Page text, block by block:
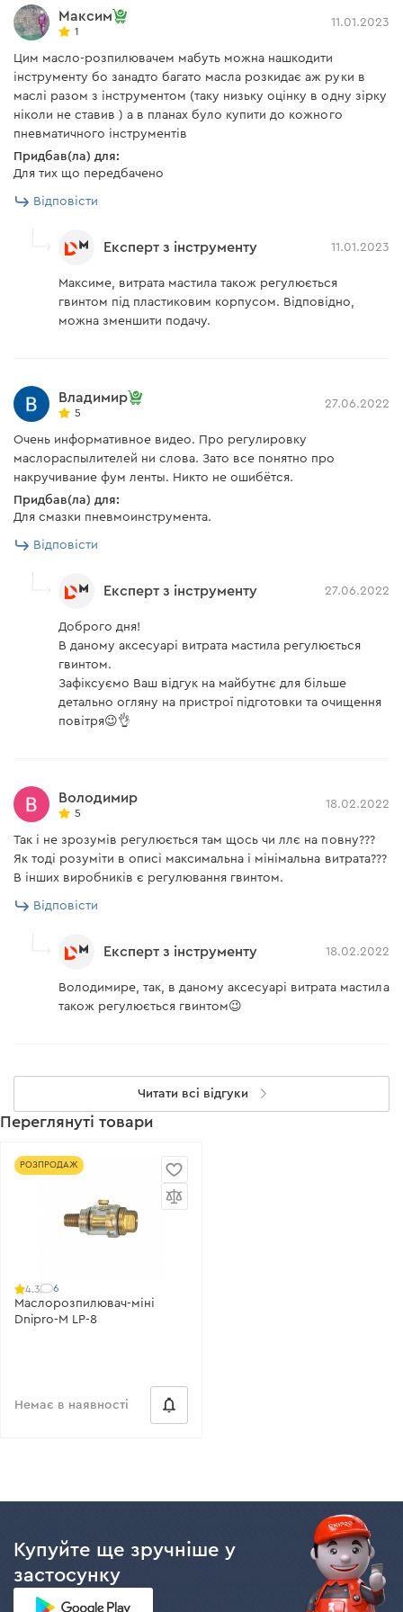
Максим
1
11.01.2023
Цим масло-розпилювачем мабуть можна нашкодити
інструменту бо занадто багато масла розкидає аж руки в
маслі разом з інструментом (таку низьку оцінку в одну зірку
ніколи не ставив ) а в планах було купити до кожного
пневматичного інструментів
Придбав(ла) для:
Для тих що передбачено
Відповісти
Експерт з інструменту 11.01.2023
Максиме, витрата мастила також регулюється
гвинтом під пластиковим корпусом. Відповідно,
можна зменшити подачу.
Владимир
5
27.06.2022
Очень информативное видео. Про регулировку
маслораспылителей ни слова. Зато все понятно про
накручивание фум ленты. Никто не ошибётся.
Придбав(ла) для:
Для смазки пневмоинструмента.
Відповісти
Експерт з інструменту 27.06.2022
Доброго дня!
В даному аксесуарі витрата мастила регулюється
гвинтом.
Зафіксуємо Ваш відгук на майбутнє для більше
детально огляну на пристрої підготовки та очищення
повітря😉👌
Володимир
5
18.02.2022
Так і не зрозумів регулюється там щось чи ллє на повну???
Як тоді розуміти в описі максимальна і мінімальна витрата???
В інших виробників є регулювання гвинтом.
Відповісти
Експерт з інструменту 18.02.2022
Володимире, так, в даному аксесуарі витрата мастила
також регулюється гвинтом😉
Читати всі відгуки
Переглянуті товари
РОЗПРОДАЖ
4.3 6
Маслорозпилювач-міні
Dnipro-M LP-8
Немає в наявності
Купуйте ще зручніше у
застосунку